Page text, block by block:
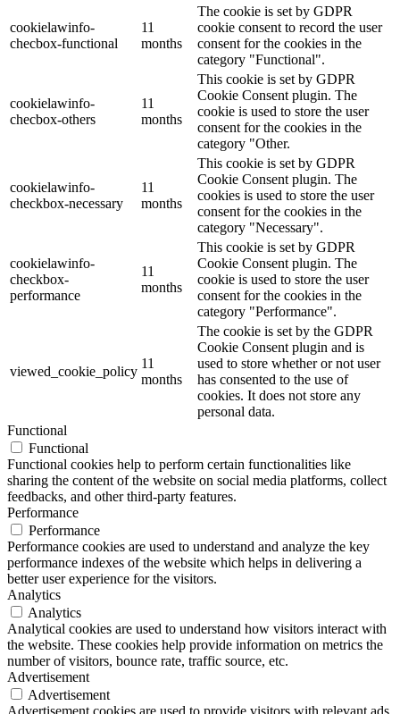
cookielawinfo-
checbox-functional
11
months
The cookie is set by GDPR
cookie consent to record the user
consent for the cookies in the
category "Functional".
cookielawinfo-
checbox-others
11
months
This cookie is set by GDPR
Cookie Consent plugin. The
cookie is used to store the user
consent for the cookies in the
category "Other.
cookielawinfo-
checkbox-necessary
11
months
This cookie is set by GDPR
Cookie Consent plugin. The
cookies is used to store the user
consent for the cookies in the
category "Necessary".
cookielawinfo-
checkbox-
performance
11
months
This cookie is set by GDPR
Cookie Consent plugin. The
cookie is used to store the user
consent for the cookies in the
category "Performance".
viewed_cookie_policy
11
months
The cookie is set by the GDPR
Cookie Consent plugin and is
used to store whether or not user
has consented to the use of
cookies. It does not store any
personal data.
Functional
Functional
Functional cookies help to perform certain functionalities like
sharing the content of the website on social media platforms, collect
feedbacks, and other third-party features.
Performance
Performance
Performance cookies are used to understand and analyze the key
performance indexes of the website which helps in delivering a
better user experience for the visitors.
Analytics
Analytics
Analytical cookies are used to understand how visitors interact with
the website. These cookies help provide information on metrics the
number of visitors, bounce rate, traffic source, etc.
Advertisement
Advertisement
Advertisement cookies are used to provide visitors with relevant ads